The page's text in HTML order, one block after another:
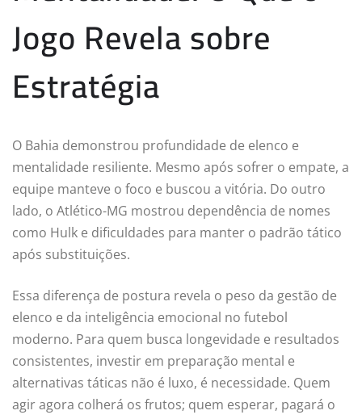
Jogo Revela sobre
Estratégia
O Bahia demonstrou profundidade de elenco e
mentalidade resiliente. Mesmo após sofrer o empate, a
equipe manteve o foco e buscou a vitória. Do outro
lado, o Atlético-MG mostrou dependência de nomes
como Hulk e dificuldades para manter o padrão tático
após substituições.
Essa diferença de postura revela o peso da gestão de
elenco e da inteligência emocional no futebol
moderno. Para quem busca longevidade e resultados
consistentes, investir em preparação mental e
alternativas táticas não é luxo, é necessidade. Quem
agir agora colherá os frutos; quem esperar, pagará o